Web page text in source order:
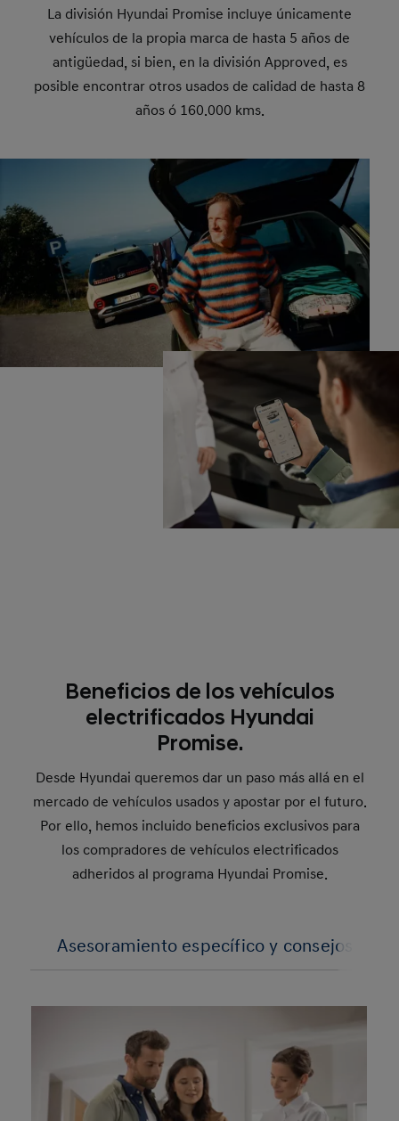
La división Hyundai Promise incluye únicamente
vehículos de la propia marca de hasta 5 años de
antigüedad, si bien, en la división Approved, es
posible encontrar otros usados de calidad de hasta 8
años ó 160.000 kms.
Beneficios de los vehículos
electrificados Hyundai
Promise.
Desde Hyundai queremos dar un paso más allá en el
mercado de vehículos usados y apostar por el futuro.
Por ello, hemos incluido beneficios exclusivos para
los compradores de vehículos electrificados
adheridos al programa Hyundai Promise.
Asesoramiento específico y consejos